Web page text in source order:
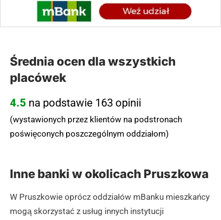
Średnia ocen dla wszystkich
placówek
4.5 na podstawie 163 opinii
(wystawionych przez klientów na podstronach
poświęconych poszczególnym oddziałom)
Inne banki w okolicach Pruszkowa
W Pruszkowie oprócz oddziałów mBanku mieszkańcy
mogą skorzystać z usług innych instytucji